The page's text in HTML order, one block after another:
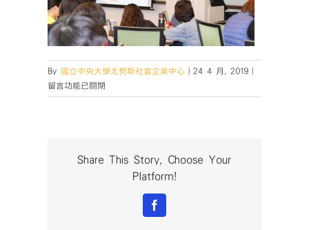
By 國立中央大學尤努斯社會企業中心 24 4 月, 2019
中
留言功能已關閉
Share This Story, Choose Your
Platform!
Facebook